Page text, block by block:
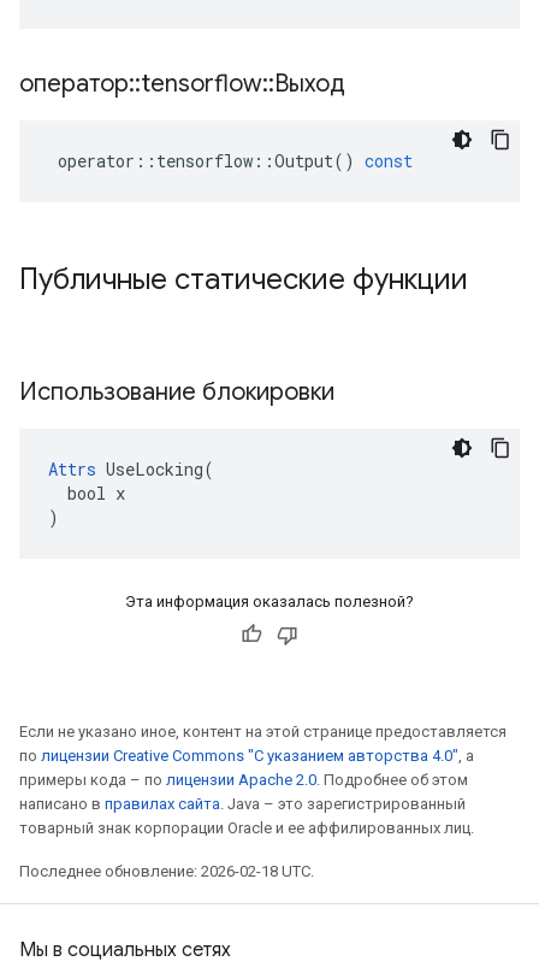
оператор::tensorflow::Выход
operator :: tensorflow ::Output() const
Публичные статические функции
Использование блокировки
Attrs UseLocking(
  bool x
)
Эта информация оказалась полезной?
Если не указано иное, контент на этой странице предоставляется
по лицензии Creative Commons "С указанием авторства 4.0", а
примеры кода – по лицензии Apache 2.0. Подробнее об этом
написано в правилах сайта. Java – это зарегистрированный
товарный знак корпорации Oracle и ее аффилированных лиц.
Последнее обновление: 2026-02-18 UTC.
Мы в социальных сетях